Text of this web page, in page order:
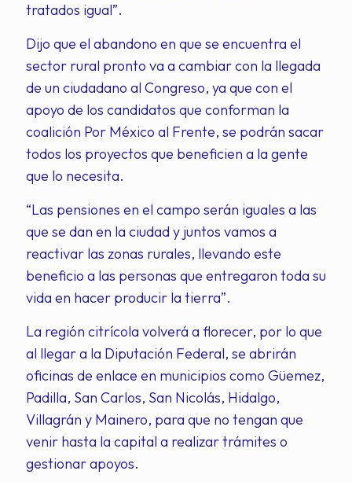
tratados igual”.
Dijo que el abandono en que se encuentra el
sector rural pronto va a cambiar con la llegada
de un ciudadano al Congreso, ya que con el
apoyo de los candidatos que conforman la
coalición Por México al Frente, se podrán sacar
todos los proyectos que beneficien a la gente
que lo necesita.
“Las pensiones en el campo serán iguales a las
que se dan en la ciudad y juntos vamos a
reactivar las zonas rurales, llevando este
beneficio a las personas que entregaron toda su
vida en hacer producir la tierra”.
La región citrícola volverá a florecer, por lo que
al llegar a la Diputación Federal, se abrirán
oficinas de enlace en municipios como Güemez,
Padilla, San Carlos, San Nicolás, Hidalgo,
Villagrán y Mainero, para que no tengan que
venir hasta la capital a realizar trámites o
gestionar apoyos.